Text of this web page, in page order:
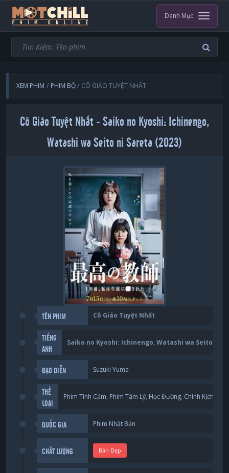
Danh Mục
XEM PHIM PHIM BỘ CÔ GIÁO TUYỆT NHẤT
Cô Giáo Tuyệt Nhất - Saiko no Kyoshi: Ichinengo,
Watashi wa Seito ni Sareta (2023)
TÊN PHIM Cô Giáo Tuyệt Nhất
TIẾNG
ANH
Saiko no Kyoshi: Ichinengo, Watashi wa Seito ni
ĐẠO DIỄN Suzuki Yuma
THỂ
LOẠI
Phim Tình Cảm, Phim Tâm Lý, Học Đường, Chính Kịch
QUỐC GIA Phim Nhật Bản
CHẤT LƯỢNG Bản Đẹp